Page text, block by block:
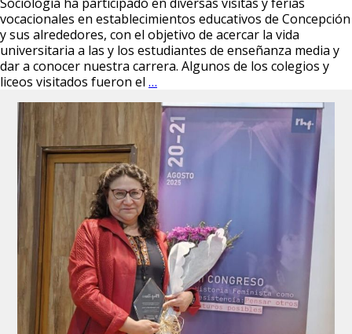
vocacionales en establecimientos educativos de Concepción
y sus alrededores, con el objetivo de acercar la vida
universitaria a las y los estudiantes de enseñanza media y
dar a conocer nuestra carrera. Algunos de los colegios y
liceos visitados fueron el …
acerca
a
las
los
estudiantes
de
enseñanza
media
en
la
región
del
Biobío